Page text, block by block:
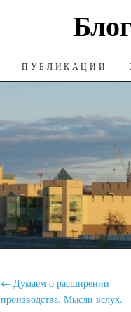
ПУБЛИКАЦИИ
← Думаем о расширении
производства. Мысли вслух.